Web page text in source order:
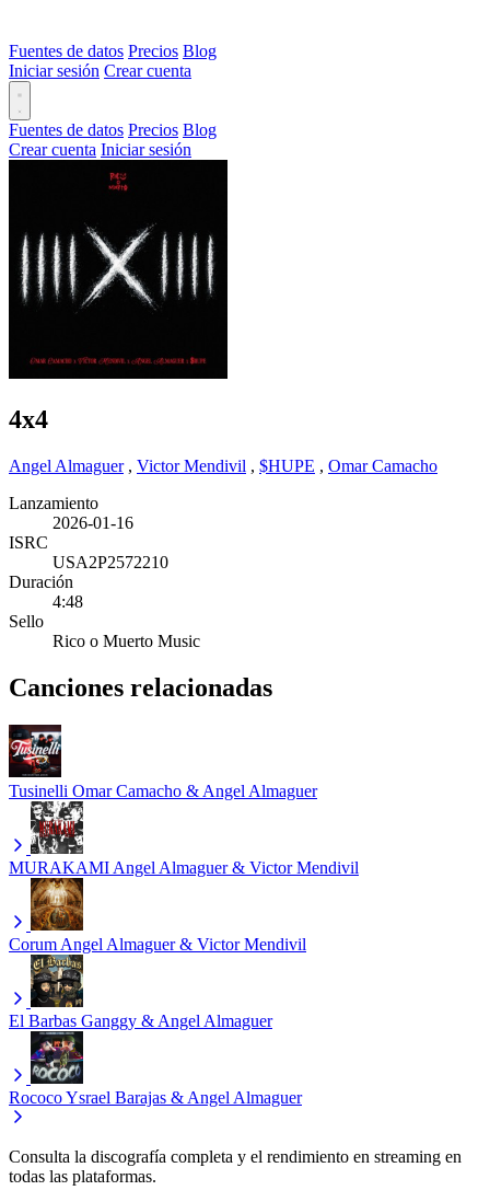
Fuentes de datos Precios Blog
Iniciar sesión Crear cuenta
Fuentes de datos Precios Blog
Crear cuenta Iniciar sesión
4x4
Angel Almaguer, Victor Mendivil , $HUPE , Omar Camacho
Lanzamiento
2026-01-16
ISRC
USA2P2572210
Duración
4:48
Sello
Rico o Muerto Music
Canciones relacionadas
Tusinelli Omar Camacho & Angel Almaguer
MURAKAMI Angel Almaguer & Victor Mendivil
Corum Angel Almaguer & Victor Mendivil
El Barbas Ganggy & Angel Almaguer
RococoYsrael Barajas & Angel Almaguer
Consulta la discografía completa y el rendimiento en streaming en
todas las plataformas.